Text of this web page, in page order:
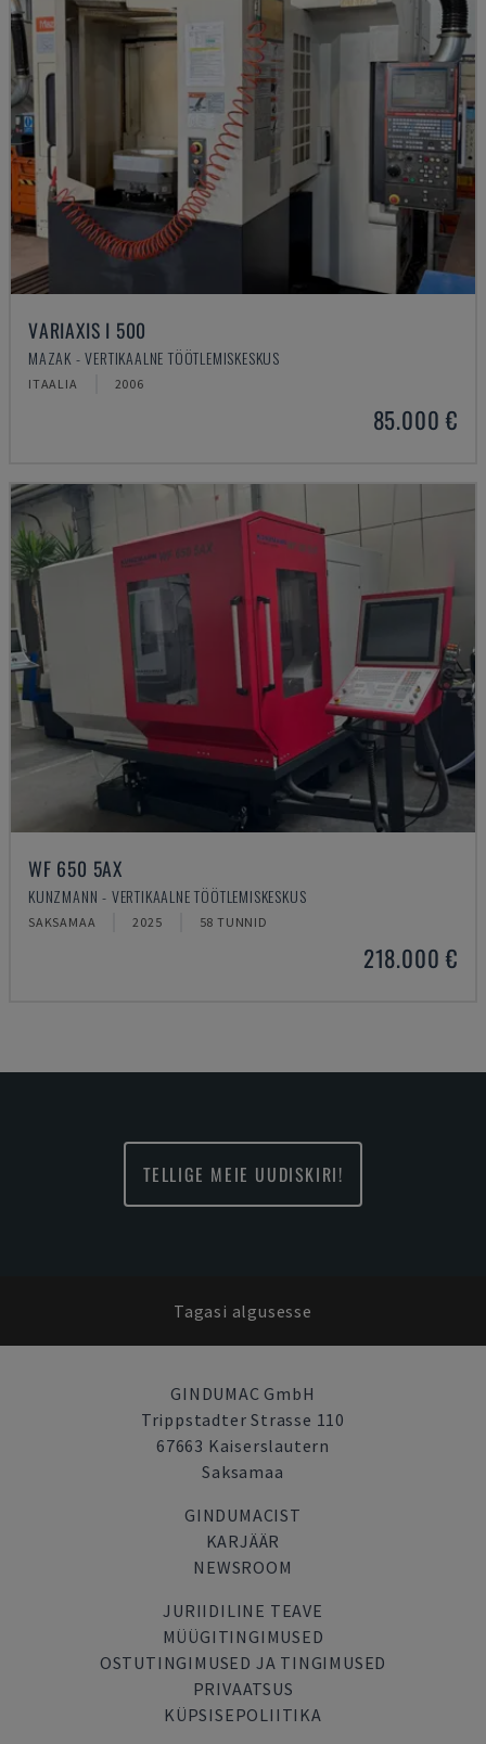
VARIAXIS I 500
MAZAK - VERTIKAALNE TÖÖTLEMISKESKUS
ITAALIA 2006
85.000 €
WF 650 5AX
KUNZMANN - VERTIKAALNE TÖÖTLEMISKESKUS
SAKSAMAA 2025 58 TUNNID
218.000 €
TELLIGE MEIE UUDISKIRI!
Tagasi algusesse
GINDUMAC GmbH
Trippstadter Strasse 110
67663 Kaiserslautern
Saksamaa
GINDUMACIST
KARJÄÄR
NEWSROOM
JURIIDILINE TEAVE
MÜÜGITINGIMUSED
OSTUTINGIMUSED JA TINGIMUSED
PRIVAATSUS
KÜPSISEPOLIITIKA